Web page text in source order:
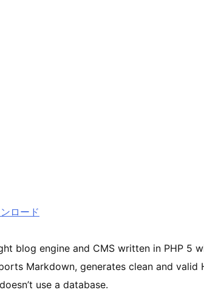
ロード
blog engine and CMS written in PHP 5
Markdown, generates clean and valid
use a database.